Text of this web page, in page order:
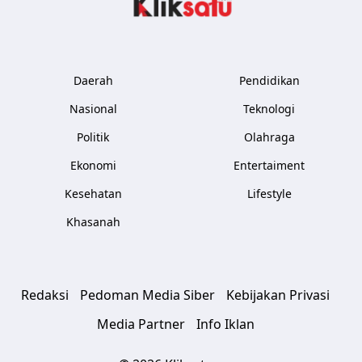
Daerah
Nasional
Politik
Ekonomi
Kesehatan
Khasanah
Pendidikan
Teknologi
Olahraga
Entertaiment
Lifestyle
Redaksi Pedoman Media Siber
Kebijakan Privasi
Media Partner
Info Iklan